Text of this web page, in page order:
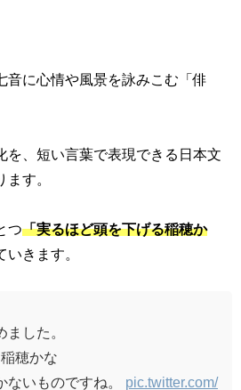
音に心情や風景を詠みこむ「俳
を、短い言葉で表現できる日本文
す。
つ「実るほど頭を下げる稲穂か
いきます。
した。
穂かな
ないものですね。 pic.twitter.com/